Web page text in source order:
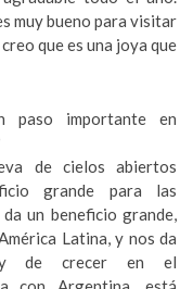
muy bueno para visitar
que es una joya que
paso importante en
de cielos abiertos
grande para las
un beneficio grande,
Latina, y nos da
y de crecer en el